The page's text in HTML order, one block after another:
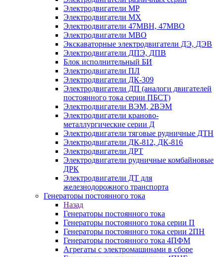
Электродвигатели МР
Электродвигатели MX
Электродвигатели 47MBH, 47МВО
Электродвигатели MBO
Экскаваторные электродвигатели ДЭ, ДЭВ
Электродвигатели ДПЭ, ДПВ
Блок исполнительный БИ
Электродвигатели ПЛ
Электродвигатели ДК-309
Электродвигатели ДП (аналоги двигателей
постоянного тока серии ПБСТ)
Электродвигатели ВЭМ, 2ВЭМ
Электродвигатели краново-
металлургические серии Д
Электродвигатели тяговые рудничные ДТН
Электродвигатели ДК-812, ДК-816
Электродвигатели ДРТ
Электродвигатели рудничные комбайновые
ДРК
Электродвигатели ДТ для
железнодорожного транспорта
Генераторы постоянного тока
Назад
Генераторы постоянного тока
Генераторы постоянного тока серии П
Генераторы постоянного тока серии 2ПН
Генераторы постоянного тока 4ПФМ
Агрегаты с электромашинами в сборе